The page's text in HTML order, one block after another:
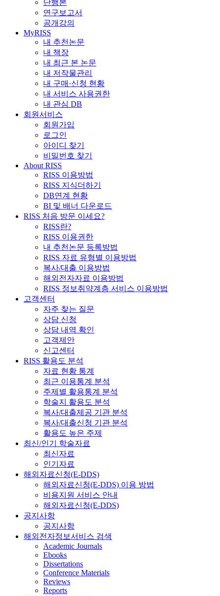
단행본
연구보고서
공개강의
MyRISS
내 추천논문
내 책장
내 최근 본 논문
내 저작물관리
내 구매·신청 현황
내 서비스 사용권한
내 관심 DB
회원서비스
회원가입
로그인
아이디 찾기
비밀번호 찾기
About RISS
RISS 이용방법
RISS 지식더하기
DB연계 현황
BI 및 배너 다운로드
RISS 처음 방문 이세요?
RISS란?
RISS 이용권한
내 추천논문 등록방법
RISS 자료 유형별 이용방법
복사/대출 이용방법
해외전자자료 이용방법
RISS 정보취약계층 서비스 이용방법
고객센터
자주 찾는 질문
상담 신청
상담 내역 확인
고객제안
신고센터
RISS 활용도 분석
자료 현황 통계
최근 이용통계 분석
주제별 활용통계 분석
학술지 활용도 분석
복사/대출제공 기관 분석
복사/대출신청 기관 분석
활용도 높은 주제
최신/인기 학술자료
최신자료
인기자료
해외자료신청(E-DDS)
해외자료신청(E-DDS) 이용 방법
비용지원 서비스 안내
해외자료신청(E-DDS)
공지사항
공지사항
해외전자정보서비스 검색
Academic Journals
Ebooks
Dissertations
Conference Materials
Reviews
Reports